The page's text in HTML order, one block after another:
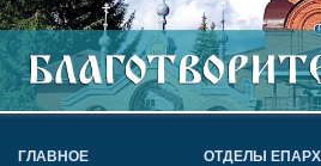
ГЛАВНОЕ ОТДЕЛЫ